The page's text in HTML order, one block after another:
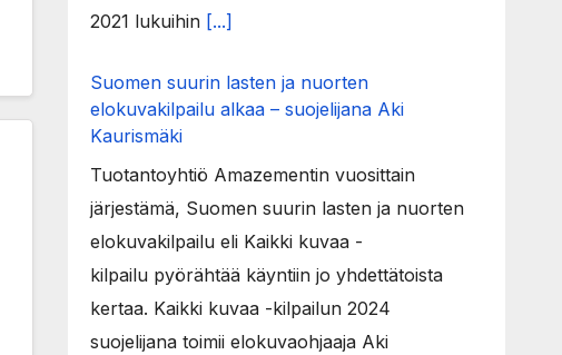
2021 lukuihin [...]
Suomen suurin lasten ja nuorten
elokuvakilpailu alkaa – suojelijana Aki
Kaurismäki
Tuotantoyhtiö Amazementin vuosittain
järjestämä, Suomen suurin lasten ja nuorten
elokuvakilpailu eli Kaikki kuvaa -
kilpailu pyörähtää käyntiin jo yhdettätoista
kertaa. Kaikki kuvaa -kilpailun 2024
suojelijana toimii elokuvaohjaaja Aki